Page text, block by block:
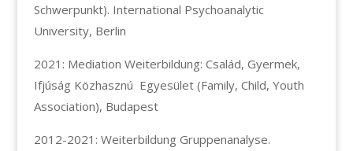
Schwerpunkt). International Psychoanalytic
University, Berlin
2021: Mediation Weiterbildung: Család, Gyermek,
Ifjúság Közhasznú Egyesület (Family, Child, Youth
Association), Budapest
2012-2021: Weiterbildung Gruppenanalyse.